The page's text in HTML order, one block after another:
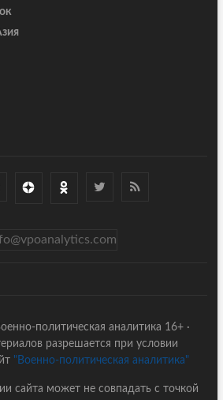
политическая аналитика 16+ ·
разрешается при условии
"Военно-политическая аналитика"
сайта может не совпадать с точкой